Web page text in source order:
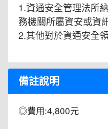
1.資通安全管理法所
務機關所屬資安或資
2.其他對於資通安全
備註說明
◎費用:4,800元